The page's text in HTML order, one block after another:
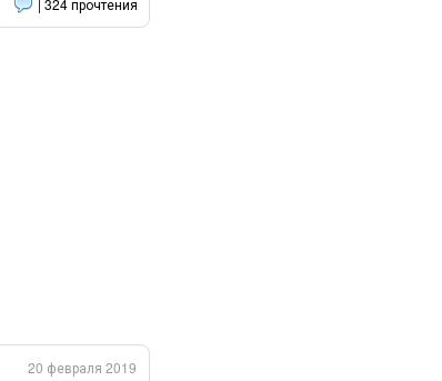
| 324 прочтения
20 февраля 2019